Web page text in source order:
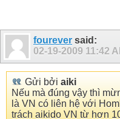
fourever said:
02-19-2009 11:42
Gửi bởi aiki
Nếu mà đúng vậy thì
là VN có liên hệ với
trách aikido VN từ hơn